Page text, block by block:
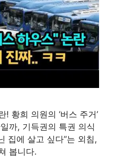
! 황희 의원의 ‘버스 주거’
까, 기득권의 특권 의식
집에 살고 싶다”는 외침,
봅니다.